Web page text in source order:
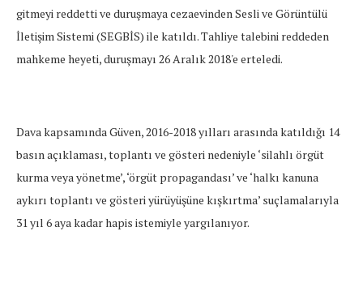
gitmeyi reddetti ve duruşmaya cezaevinden Sesli ve Görüntülü
İletişim Sistemi (SEGBİS) ile katıldı. Tahliye talebini reddeden
mahkeme heyeti, duruşmayı 26 Aralık 2018'e erteledi.
Dava kapsamında Güven, 2016-2018 yılları arasında katıldığı 14
basın açıklaması, toplantı ve gösteri nedeniyle ‘silahlı örgüt
kurma veya yönetme’, ‘örgüt propagandası’ ve ‘halkı kanuna
aykırı toplantı ve gösteri yürüyüşüne kışkırtma’ suçlamalarıyla
31 yıl 6 aya kadar hapis istemiyle yargılanıyor.